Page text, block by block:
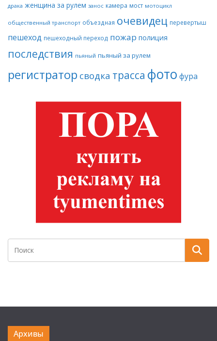
драка женщина за рулем занос камера мост мотоцикл
общественный транспорт объездная очевидец перевертыш
пешеход пешеходный переход пожар полиция
последствия пьяный пьяный за рулем
регистратор сводка трасса фото фура
Архивы